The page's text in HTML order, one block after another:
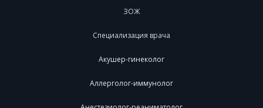
ЗОЖ
Специализация врача
Акушер-гинеколог
Аллерголог-иммунолог